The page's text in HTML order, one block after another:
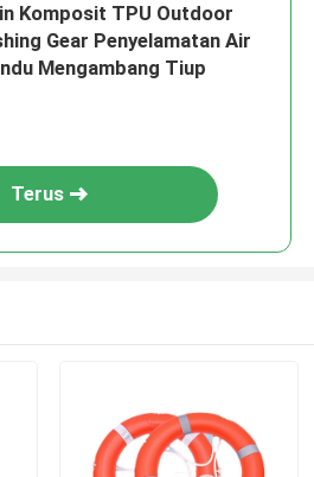
Komposit TPU Outdoor
Gear Penyelamatan Air
Mengambang Tiup
Terus